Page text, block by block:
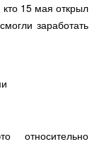
15 мая открыл
заработать